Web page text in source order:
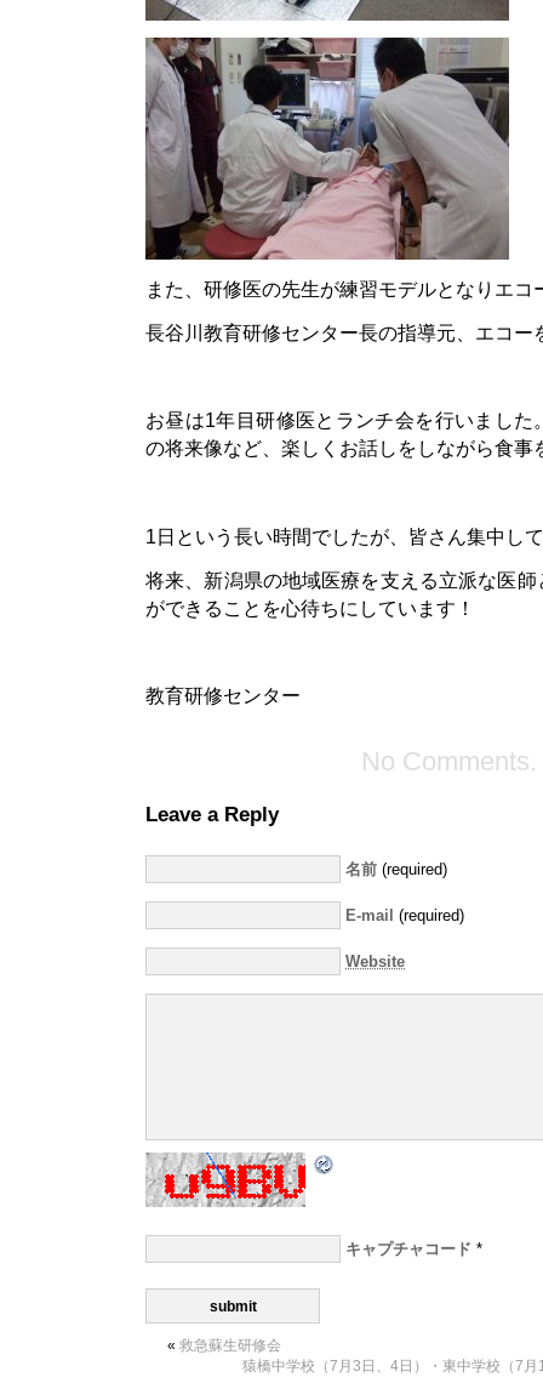
また、研修医の先生が練習モデルとなりエコ
長谷川教育研修センター長の指導元、エコー
お昼は1年目研修医とランチ会を行いました
の将来像など、楽しくお話しをしながら食事
1日という長い時間でしたが、皆さん集中し
将来、新潟県の地域医療を支える立派な医
ができることを心待ちにしています！
教育研修センター
No Comments.
Leave a Reply
名前 (required)
E-mail (required)
Website
キャプチャコード *
« 救急蘇生研修会
猿橋中学校（7月3日、4日）・東中学校（7